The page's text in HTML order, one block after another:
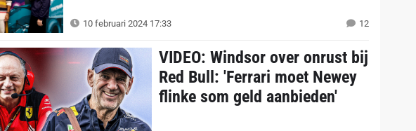
10 februari 2024 17:33 12
VIDEO: Windsor over onrust bij
Red Bull: 'Ferrari moet Newey
flinke som geld aanbieden'